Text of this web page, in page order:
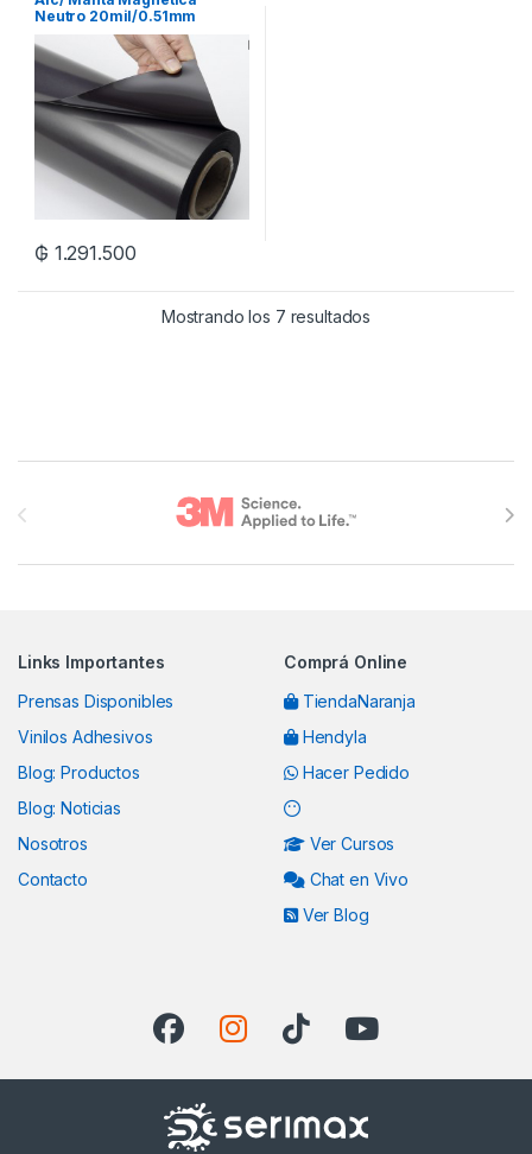
Neutro 20mil/0.51mm
0.62x30m Xrl
₲ 1.291.500
Mostrando los 7 resultados
Links Importantes
Prensas Disponibles
Vinilos Adhesivos
Blog: Productos
Blog: Noticias
Nosotros
Contacto
Comprá Online
TiendaNaranja
Hendyla
Hacer Pedido
Ver Cursos
Chat en Vivo
Ver Blog